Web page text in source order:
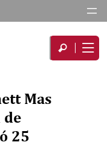
Mas
de
25